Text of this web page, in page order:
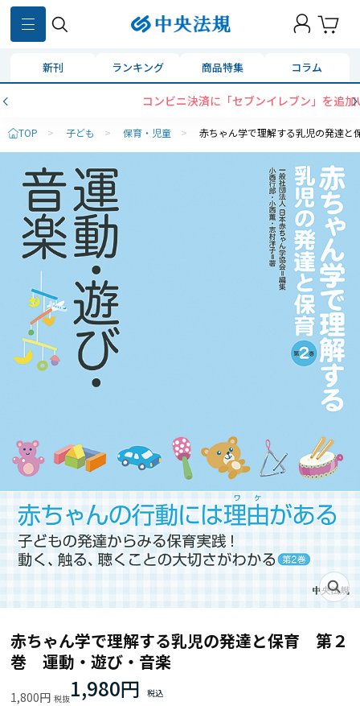
新刊 ランキング 商品特集 コラム
コンビニ決済に「セブンイレブン」を追加いたしました
TOP > 子ども > 保育・児童 > 赤ちゃん学で理解する乳児の発達
赤ちゃん学で理解する乳児の発達と保育 第２
巻 運動・遊び・音楽
1,800円 1,980円